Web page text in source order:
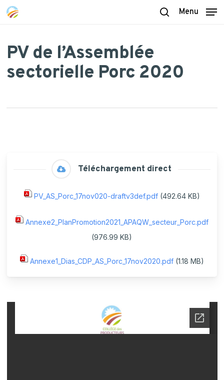
Skip
content
Menu
PV de l’Assemblée
sectorielle Porc 2020
Téléchargement direct
PV_AS_Porc_17nov020-draftv3def.pdf(492.64 KB)
Annexe2_PlanPromotion2021_APAQW_secteur_Porc.pdf
(976.99 KB)
Annexe1_Dias_CDP_AS_Porc_17nov2020.pdf(1.18 MB)